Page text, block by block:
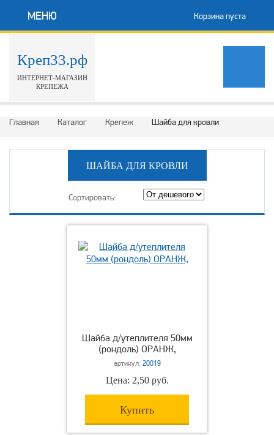
МЕНЮ Корзина пуста
Креп33.рф
ИНТЕРНЕТ-МАГАЗИН
КРЕПЕЖА
Главная Каталог Крепеж Шайба для кровли
ШАЙБА ДЛЯ КРОВЛИ
Сортировать:
Шайба д/утеплителя 50мм
(рондоль) ОРАНЖ,
артикул: 20019
Цена: 2,50 руб.
Купить